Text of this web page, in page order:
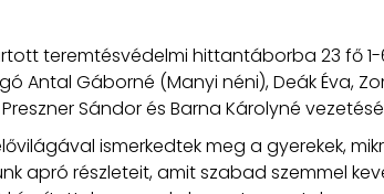
teremtésvédelmi hittantáborba 23 fő 1-
Antal Gáborné (Manyi néni), Deák Éva,
Sándor és Barna Károlyné
ismerkedtek meg a gyerekek,
apró részleteit, amit szabad szemmel